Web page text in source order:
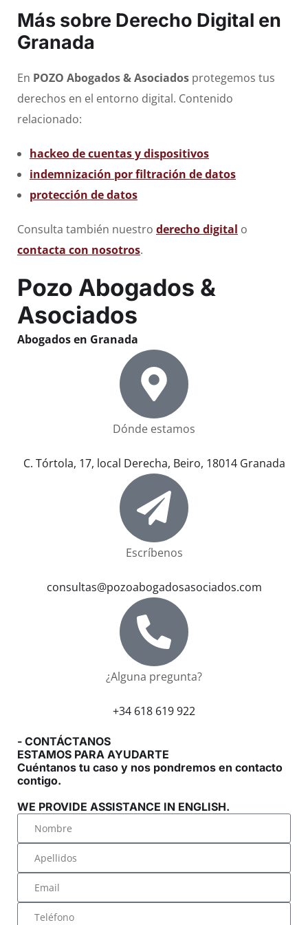
Más sobre Derecho Digital en
Granada
En POZO Abogados & Asociados protegemos tus
derechos en el entorno digital. Contenido
relacionado:
hackeo de cuentas y dispositivos
indemnización por filtración de datos
protección de datos
Consulta también nuestro derecho digital o
contacta con nosotros.
Pozo Abogados &
Asociados
Abogados en Granada
Dónde estamos
C. Tórtola, 17, local Derecha, Beiro, 18014 Granada
Escríbenos
consultas@pozoabogadosasociados.com
¿Alguna pregunta?
+34 618 619 922
- CONTÁCTANOS
ESTAMOS PARA AYUDARTE
Cuéntanos tu caso y nos pondremos en contacto
contigo.
WE PROVIDE ASSISTANCE IN ENGLISH.